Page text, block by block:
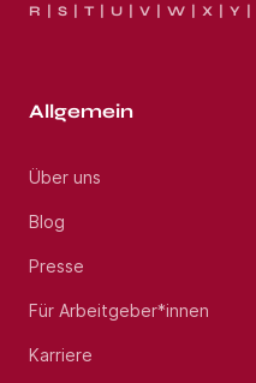
R S T U V W X Y
Allgemein
Über uns
Blog
Presse
Für Arbeitgeber*innen
Karriere